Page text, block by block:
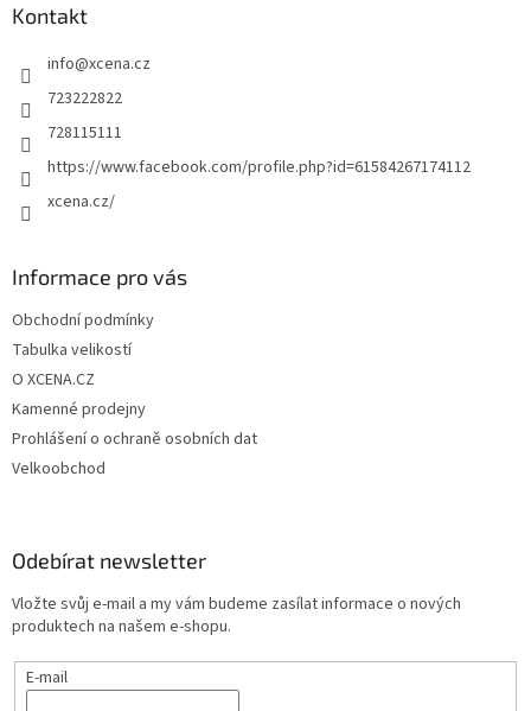
Kontakt
info@xcena.cz
723222822
728115111
https://www.facebook.com/profile.php?id=61584267174112
xcena.cz/
Informace pro vás
Obchodní podmínky
Tabulka velikostí
O XCENA.CZ
Kamenné prodejny
Prohlášení o ochraně osobních dat
Velkoobchod
Odebírat newsletter
Vložte svůj e-mail a my vám budeme zasílat informace o nových
produktech na našem e-shopu.
E-mail